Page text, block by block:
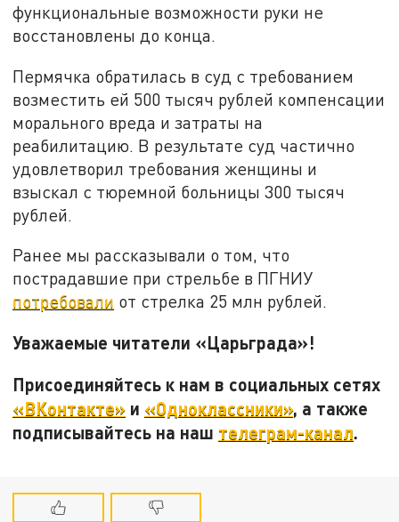
функциональные возможности руки не
восстановлены до конца.
Пермячка обратилась в суд с требованием
возместить ей 500 тысяч рублей компенсации
морального вреда и затраты на
реабилитацию. В результате суд частично
удовлетворил требования женщины и
взыскал с тюремной больницы 300 тысяч
рублей.
Ранее мы рассказывали о том, что
пострадавшие при стрельбе в ПГНИУ
потребовали от стрелка 25 млн рублей.
Уважаемые читатели «Царьграда»!
Присоединяйтесь к нам в социальных сетях
«ВКонтакте» и «Одноклассники», а также
подписывайтесь на наш телеграм-канал.